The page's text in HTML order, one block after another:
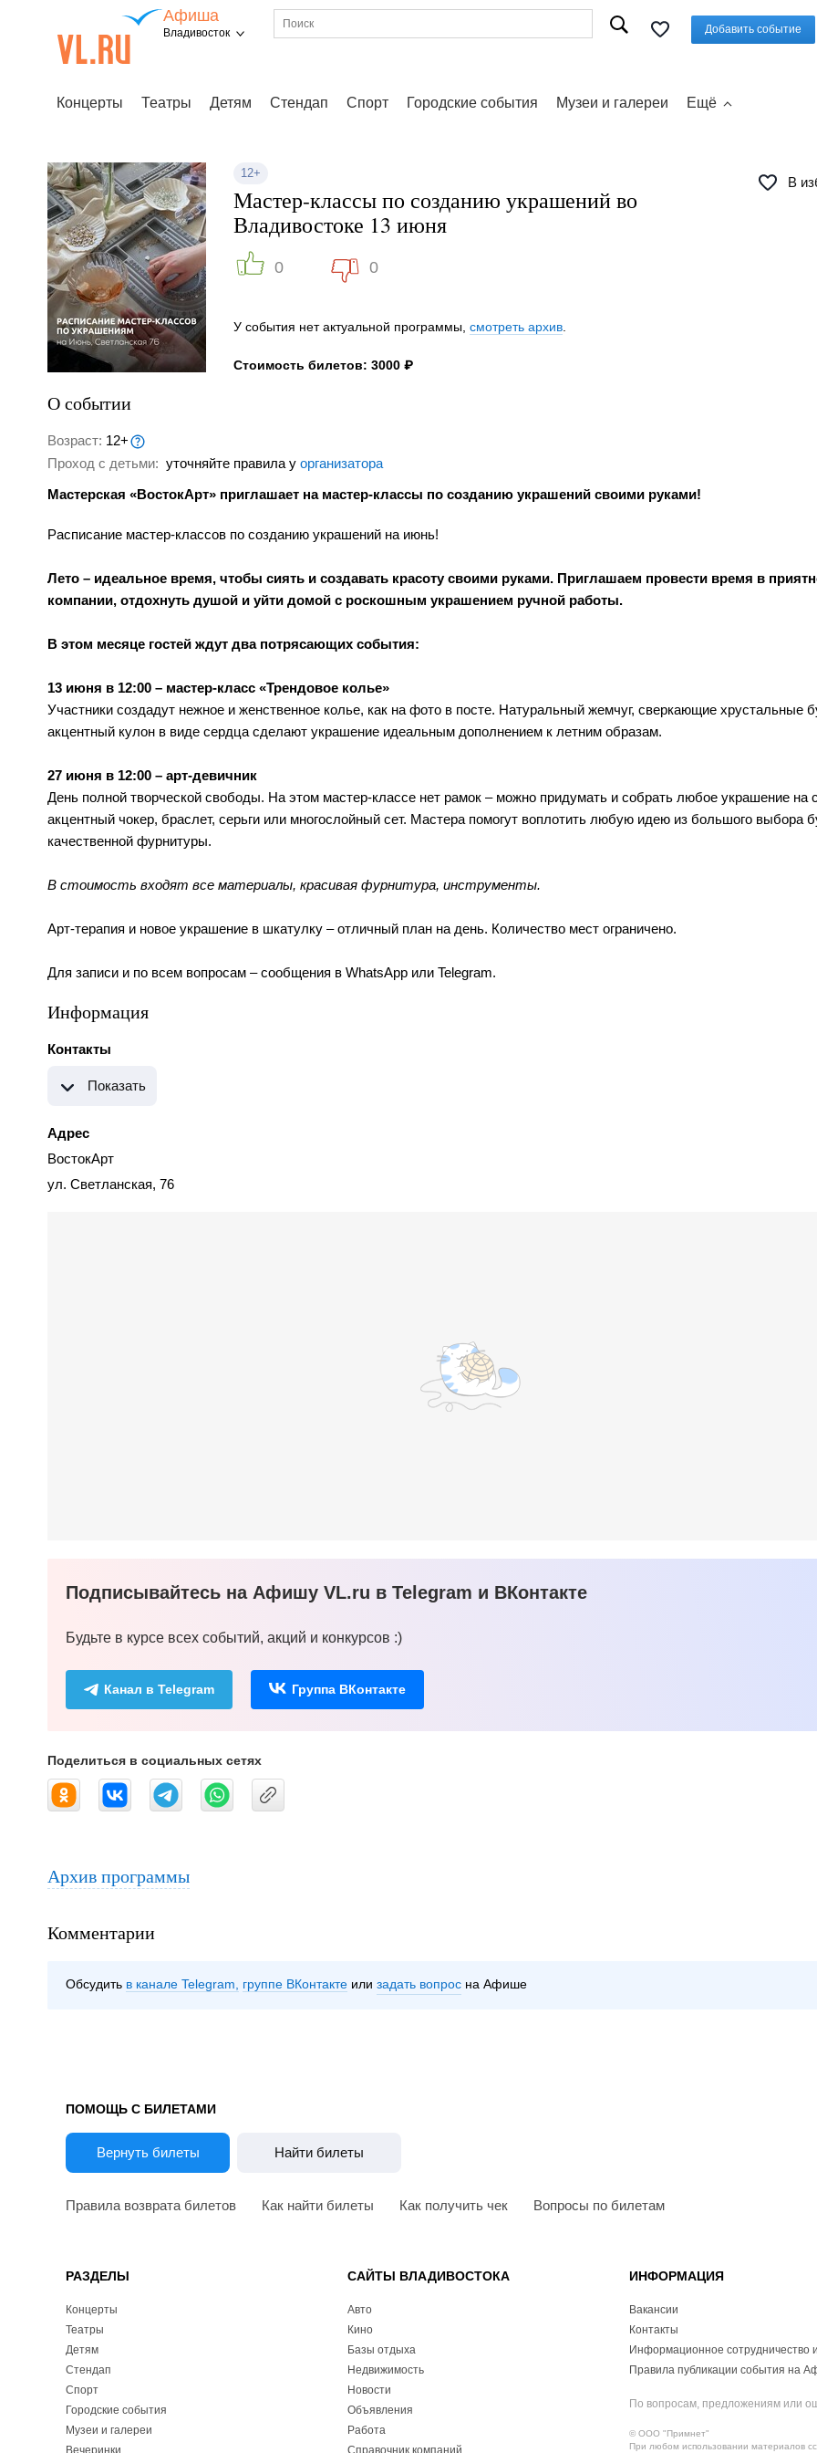
Афиша
Владивосток Добавить событие
Концерты Театры Детям Стендап Спорт Городские события Музеи и галереи Ещё
12+
В
Мастер-классы по созданию украшений во
Владивостоке 13 июня
0 0
У события нет актуальной программы, смотреть архив
Стоимость билетов: 3000 ₽
О событии
Возраст: 12+
Проход с детьми: уточняйте правила у организатора
Мастерская «ВостокАрт» приглашает на мастер-классы по созданию украшений своими руками!
Расписание мастер-классов по созданию украшений на июнь!
Лето – идеальное время, чтобы сиять и создавать красоту своими руками. Приглашаем провести время в
компании, отдохнуть душой и уйти домой с роскошным украшением ручной работы.
В этом месяце гостей ждут два потрясающих события:
13 июня в 12:00 – мастер-класс «Трендовое колье»
Участники создадут нежное и женственное колье, как на фото в посте. Натуральный жемчуг, сверкающие хрустальные
акцентный кулон в виде сердца сделают украшение идеальным дополнением к летним образам.
27 июня в 12:00 – арт-девичник
День полной творческой свободы. На этом мастер-классе нет рамок – можно придумать и собрать любое украшение на
акцентный чокер, браслет, серьги или многослойный сет. Мастера помогут воплотить любую идею из большого выбора
качественной фурнитуры.
В стоимость входят все материалы, красивая фурнитура, инструменты.
Арт-терапия и новое украшение в шкатулку – отличный план на день. Количество мест ограничено.
Для записи и по всем вопросам – сообщения в WhatsApp или Telegram.
Информация
Контакты
Показать
Адрес
ВостокАрт
ул. Светланская, 76
Подписывайтесь на Афишу VL.ru в Telegram и ВКонтакте
Будьте в курсе всех событий, акций и конкурсов :)
Канал в Telegram Группа ВКонтакте
Поделиться в социальных сетях
Архив программы
Комментарии
Обсудить в канале Telegram группе ВКонтакте задать вопрос на Афише
ПОМОЩЬ С БИЛЕТАМИ
Вернуть билеты Найти билеты
Правила возврата билетов Как найти билеты Как получить чек Вопросы по билетам
РАЗДЕЛЫ
Концерты
Театры
Детям
Стендап
Спорт
Городские события
Музеи и галереи
Вечеринки
САЙТЫ ВЛАДИВОСТОКА
Авто
Кино
Базы отдыха
Недвижимость
Новости
Объявления
Работа
Справочник компаний
ИНФОРМАЦИЯ
Вакансии
Контакты
Информационное
Правила публикации события на
По вопросам, предложениям или
© ООО "Примнет"
При любом использовании материалов